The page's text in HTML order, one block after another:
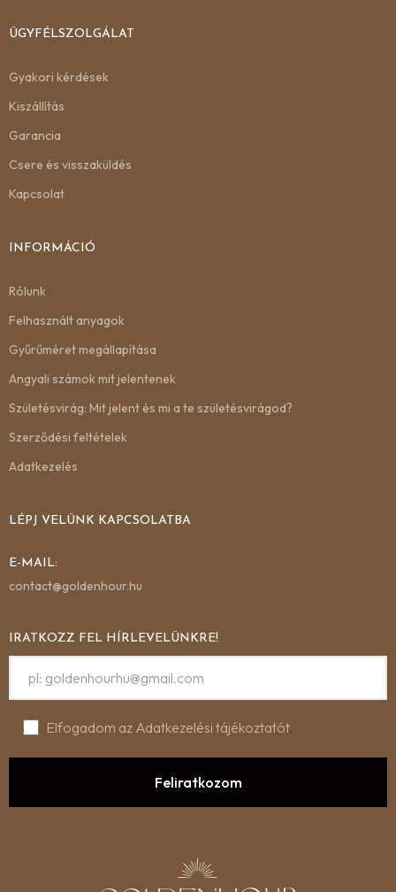
ÜGYFÉLSZOLGÁLAT
Gyakori kérdések
Kiszállítás
Garancia
Csere és visszaküldés
Kapcsolat
INFORMÁCIÓ
Rólunk
Felhasznált anyagok
Gyűrűméret megállapítása
Angyali számok mit jelentenek
Születésvirág: Mit jelent és mi a te születésvirágod?
Szerződési feltételek
Adatkezelés
LÉPJ VELÜNK KAPCSOLATBA
E-MAIL:
contact@goldenhour.hu
IRATKOZZ FEL HÍRLEVELÜNKRE!
Elfogadom az Adatkezelési tájékoztatót.